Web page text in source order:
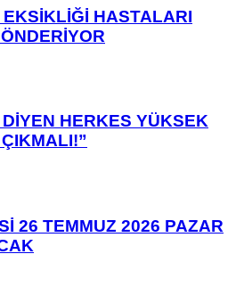
HASTALARI
HERKES YÜKSEK
26 TEMMUZ 2026 PAZAR